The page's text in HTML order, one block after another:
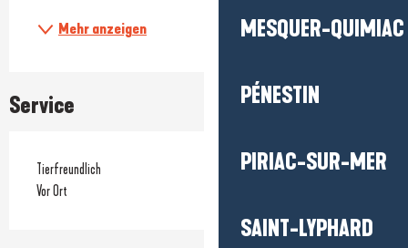
MESQUER-QUIMIAC
PÉNESTIN
PIRIAC-SUR-MER
SAINT-LYPHARD
Mehr anzeigen
Service
Tierfreundlich
Vor Ort